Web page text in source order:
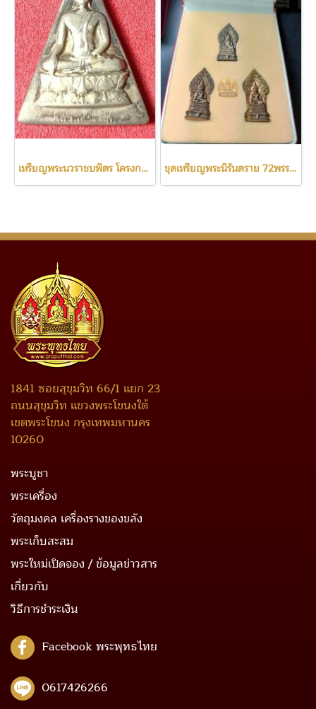
เหรียญพระนวราชบพิตร โครงการหลวง พิมพ์จิตลดา เนื้อเงิน พิมพ์เล็ก ชุดเหรียญพระนิรันตราย 72พรรษา รัชกาลที่9 วัดบวรนิเวศ ปี42
1841 ซอยสุขุมวิท 66/1 แยก 23
ถนนสุขุมวิท แขวงพระโขนงใต้
เขตพระโขนง กรุงเทพมหานคร
10260
พระบูชา
พระเครื่อง
วัตถุมงคล เครื่องรางของขลัง
พระเก็บสะสม
พระใหม่เปิดจอง / ข้อมูลข่าวสาร
เกี่ยวกับ
วิธีการชำระเงิน
Facebook พระพุทธไทย
0617426266